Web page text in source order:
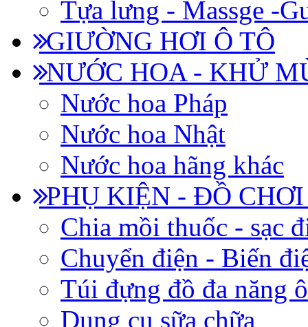
Tựa lưng - Massge -
GIƯỜNG HƠI Ô TÔ
NƯỚC HOA - KHỬ
Nước hoa Pháp
Nước hoa Nhật
Nước hoa hãng khác
PHỤ KIỆN - ĐỒ
Chia mồi thuốc - sạc
Chuyển điện - Biến
Túi đựng đồ đa năng
Dụng cụ sữa chữa